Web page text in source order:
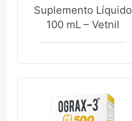
Suplemento Líquido
100 mL – Vetnil